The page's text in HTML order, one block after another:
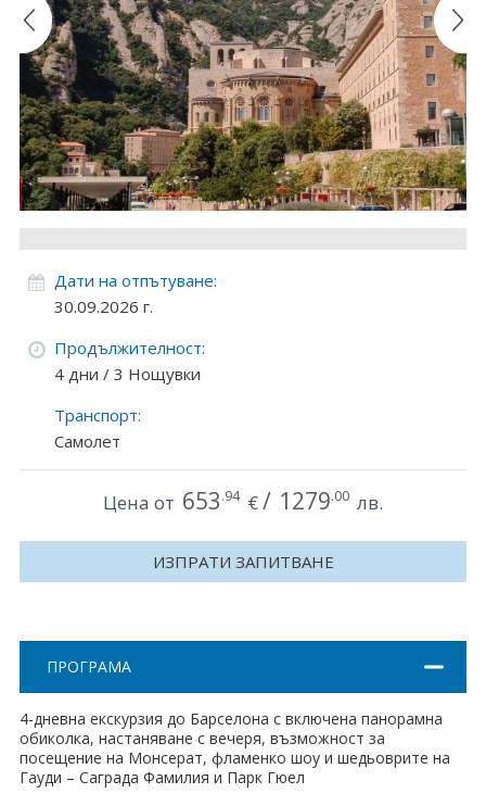
Круизи
Уикенд програми
ДЕСТИНАЦИИ
Египет
Чехия
Тунис
Китай
Румъния
Сърбия - E-Tours
Турция
Унгария
Дати на отпътуване:
30.09.2026 г.
Продължителност:
4 дни / 3 Нощувки
Транспорт:
Самолет
Цена от 653.94 €/ 1279.00 лв.
ИЗПРАТИ ЗАПИТВАНЕ
ПРОГРАМА
4-дневна екскурзия до Барселона с включена панорамна
обиколка, настаняване с вечеря, възможност за
посещение на Монсерат, фламенко шоу и шедьоврите на
Гауди – Саграда Фамилия и Парк Гюел